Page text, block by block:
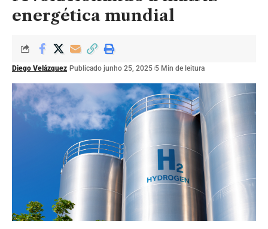
energética mundial
Diego Velázquez Publicado junho 25, 2025 5 Min de leitura